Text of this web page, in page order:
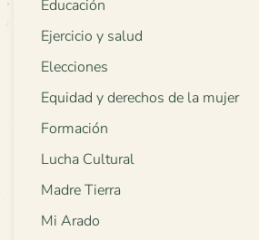
Educación
Ejercicio y salud
Elecciones
Equidad y derechos de la mujer
Formación
Lucha Cultural
Madre Tierra
Mi Arado